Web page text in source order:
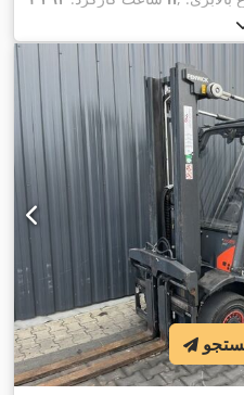
میلی‌متر
۱٬۴۹۰ میلی‌متر
, نوع سیستم انتقال
Elektro ,